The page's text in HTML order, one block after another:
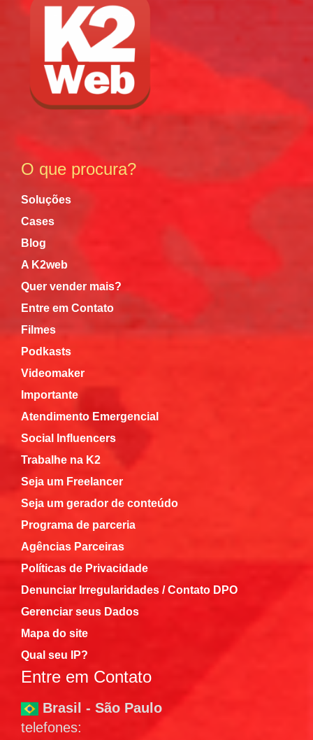
O que procura?
Soluções
Cases
Blog
A K2web
Quer vender mais?
Entre em Contato
Filmes
Podkasts
Videomaker
Importante
Atendimento Emergencial
Social Influencers
Trabalhe na K2
Seja um Freelancer
Seja um gerador de conteúdo
Programa de parceria
Agências Parceiras
Políticas de Privacidade
Denunciar Irregularidades / Contato DPO
Gerenciar seus Dados
Mapa do site
Qual seu IP?
Entre em Contato
Brasil - São Paulo
telefones: